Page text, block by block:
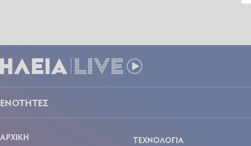
ΕΝΟΤΗΤΕΣ
ΑΡΧΙΚΗ
ΤΕΧΝΟΛΟΓΙΑ